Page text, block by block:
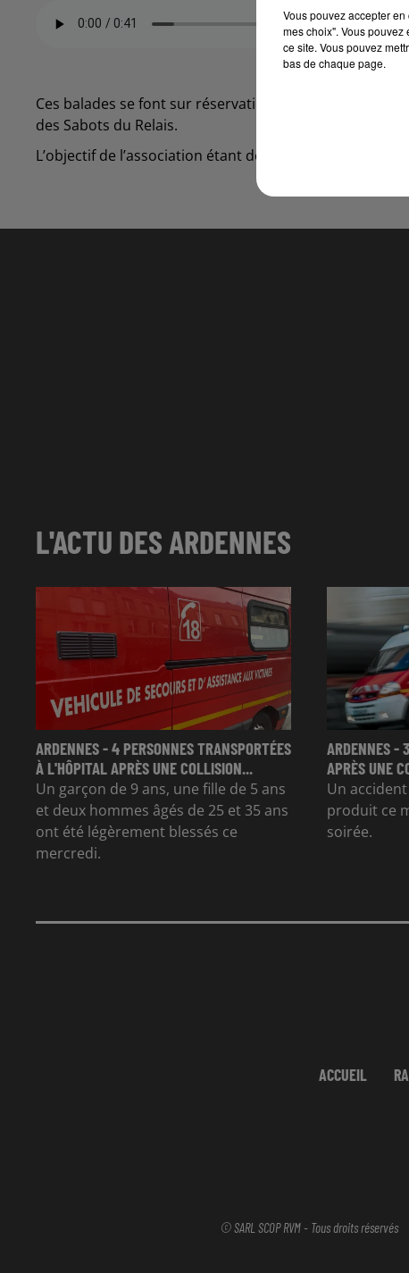
Ces balades se font sur réservation, directement
des Sabots du Relais.
L’objectif de l’association étant de préserver le
L'ACTU DES ARDENNES
ARDENNES - 4 PERSONNES TRANSPORTÉES
À L'HÔPITAL APRÈS UNE COLLISION...
Un garçon de 9 ans, une fille de 5 ans
et deux hommes âgés de 25 et 35 ans
ont été légèrement blessés ce
mercredi.
ARDENNES -
APRÈS UNE
Un
produit ce
soirée.
ACCUEIL
© SARL SCOP RVM - Tous droits réservés
Vous pouvez accepter
mes choix". Vous
ce site. Vous pouvez
bas de chaque page.